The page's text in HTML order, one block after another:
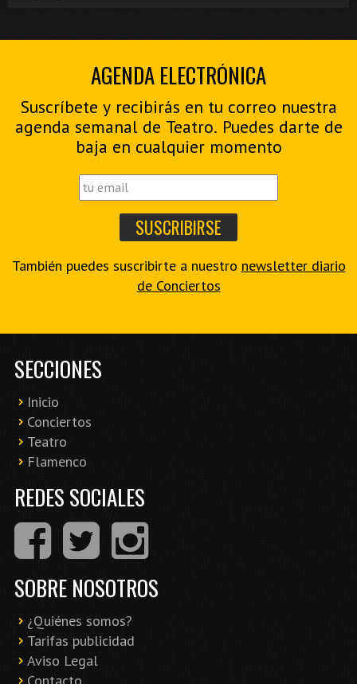
AGENDA ELECTRÓNICA
Suscríbete y recibirás en tu correo nuestra
agenda semanal de Teatro. Puedes darte de
baja en cualquier momento
También puedes suscribirte a nuestro newsletter diario
de Conciertos
SECCIONES
Inicio
Conciertos
Teatro
Flamenco
REDES SOCIALES
SOBRE NOSOTROS
¿Quiénes somos?
Tarifas publicidad
Aviso Legal
Contacto